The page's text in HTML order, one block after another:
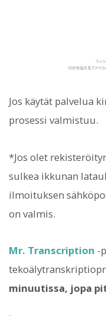
Jos käytät palvelua
prosessi valmistuu.
*Jos olet
sulkea ikkunan
ilmoituksen
on valmis.
Mr. Transcription -
minuutissa, jopa